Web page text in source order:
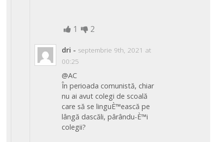
1 2
dri - septembrie 9th, 2021 at
00:25
@AC
În perioada comunistă, chiar
nu ai avut colegi de scoală
care să se linguÈ™ească pe
lângă dascăli, pârându-È™i
colegii?